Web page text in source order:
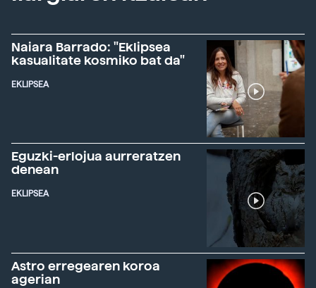
Naiara Barrado: "Eklipsea
kasualitate kosmiko bat da"
EKLIPSEA
Eguzki-erlojua aurreratzen
denean
EKLIPSEA
Astro erregearen koroa
agerian